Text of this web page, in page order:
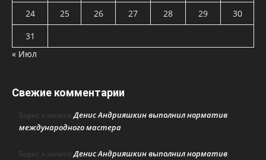
24
25 26 27 28 29
30
31
« Июл
Свежие комментарии
Борис к записиДенис Андрияшкин выполнил норматив
международного мастера
Борис к записиДенис Андрияшкин выполнил норматив